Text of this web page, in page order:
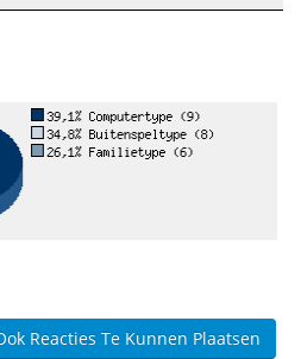
Reacties Te Kunnen Plaatsen